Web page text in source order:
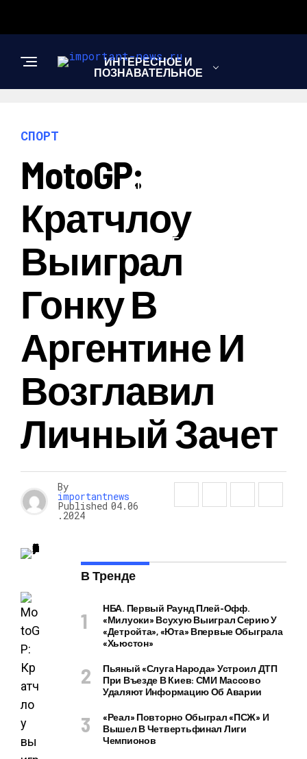
ИНТЕРЕСНОЕ И
ПОЗНАВАТЕЛЬНОЕ
СПОРТ
ШОУ-БИЗНЕС
СПОРТ
MotoGP:
Кратчлоу
Выиграл
Гонку В
Аргентине И
Возглавил
Личный Зачет
By
importantnews
Published 04.06
.2024
В Тренде
НБА. Первый Раунд Плей-Офф.
«Милуоки» Всухую Выиграл Серию У
«Детройта», «Юта» Впервые Обыграла
«Хьюстон»
Пьяный «слуга Народа» Устроил ДТП
При Въезде В Киев: СМИ Массово
Удаляют Информацию Об Аварии
«Реал» Повторно Обыграл «ПСЖ» И
Вышел В Четвертьфинал Лиги
Чемпионов